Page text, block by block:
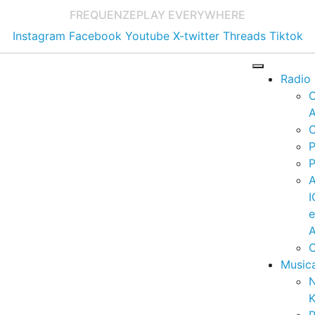
FREQUENZEPLAY EVERYWHERE
Instagram Facebook Youtube X-twitter Threads Tiktok
Radio
e